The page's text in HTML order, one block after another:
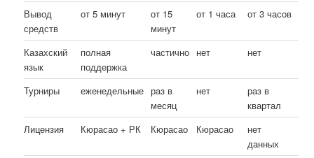
Вывод
средств
от 5 минут
от 15
минут
от 1 часа от 3 часов
Казахский
язык
полная
поддержка
частично нет нет
Турниры еженедельные раз в
месяц
нет
раз в
квартал
Лицензия
Кюрасао + РК Кюрасао Кюрасао
нет
данных